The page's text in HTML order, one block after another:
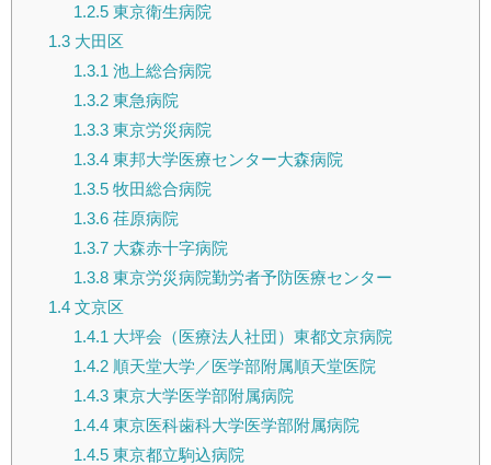
1.2.5東京衛生病院
1.3大田区
1.3.1 池上総合病院
1.3.2東急病院
1.3.3東京労災病院
1.3.4東邦大学医療センター大森病院
1.3.5牧田総合病院
1.3.6荏原病院
1.3.7大森赤十字病院
1.3.8東京労災病院勤労者予防医療センター
1.4文京区
1.4.1 大坪会（医療法人社団）東都文京病院
1.4.2順天堂大学／医学部附属順天堂医院
1.4.3東京大学医学部附属病院
1.4.4東京医科歯科大学医学部附属病院
1.4.5東京都立駒込病院